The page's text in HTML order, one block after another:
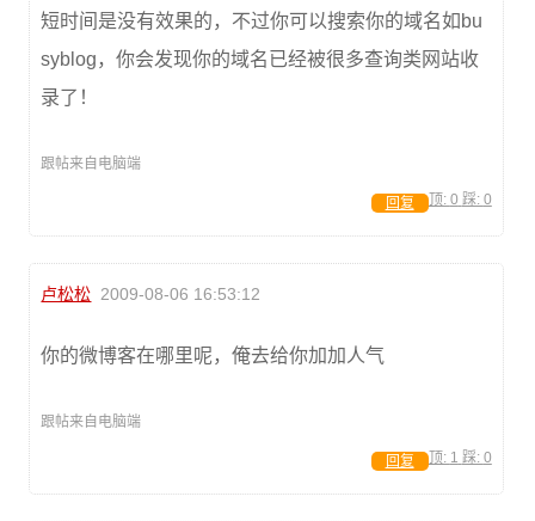
短时间是没有效果的，不过你可以搜索你的域名如bu
syblog，你会发现你的域名已经被很多查询类网站收
录了！
跟帖来自电脑端
顶: 0 踩: 0
回复
卢松松 2009-08-06 16:53:12
你的微博客在哪里呢，俺去给你加加人气
跟帖来自电脑端
顶: 1 踩: 0
回复